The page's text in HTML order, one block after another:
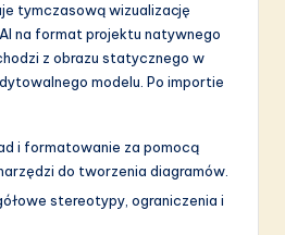
tymczasową wizualizację
na format projektu natywnego
z obrazu statycznego w
modelu. Po importie
i formatowanie za pomocą
do tworzenia diagramów.
stereotypy, ograniczenia i